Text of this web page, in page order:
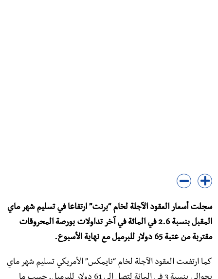
سجلت أسعار العقود الآجلة لخام “برنت” ارتفاعا في تسليم شهر ماي
المقبل بنسبة 2.6 في المائة في آخر تداولات بورصة المحروقات
مقتربة من عتبة 65 دولار للبرميل مع نهاية الأسبوع.
كما ارتفعت العقود الآجلة لخام “نايمكس” الأمريكي تسليم شهر ماي